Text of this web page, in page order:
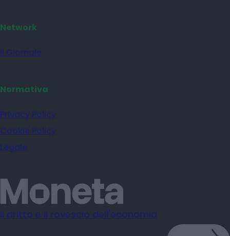
Network
il Giornale
Normativa
Privacy Policy
Cookie Policy
Legale
Il dritto e il rovescio dell'economia